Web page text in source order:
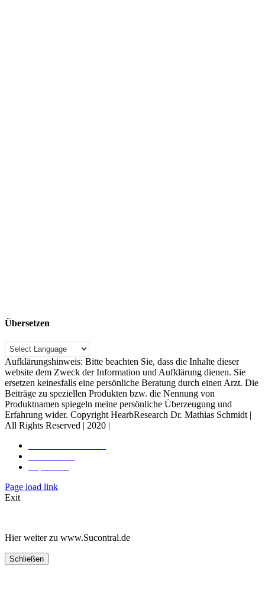
Übersetzen
Aufklärungshinweis: Bitte beachten Sie, dass die Inhalte dieser
website dem Zweck der Information und Aufklärung dienen. Sie
ersetzen keinesfalls eine persönliche Beratung durch einen Arzt. Die
Beiträge zu speziellen Produkten bzw. die Nennung von
Produktnamen spiegeln meine persönliche Überzeugung und
Erfahrung wider. Copyright HearbResearch Dr. Mathias Schmidt |
All Rights Reserved | 2020 |
Toggle
Sliding
Page load link
Exit
Hier weiter zu www.Sucontral.de
Schließen